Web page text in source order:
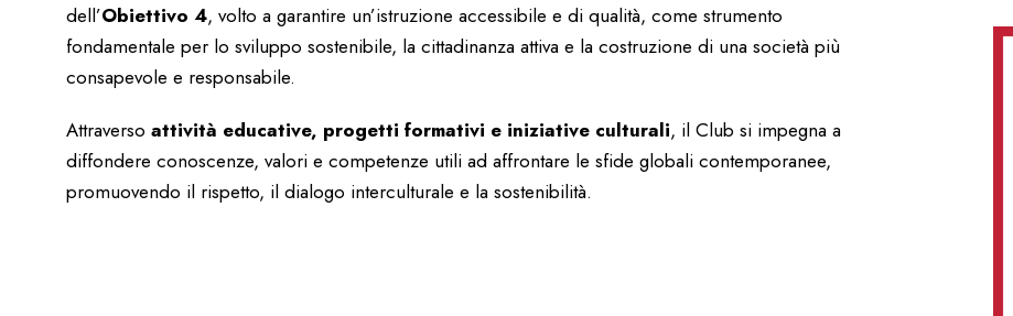
dell’Obiettivo 4, volto a garantire un’istruzione accessibile e di qualità, come strumento
fondamentale per lo sviluppo sostenibile, la cittadinanza attiva e la costruzione di una società più
consapevole e responsabile.
Attraverso attività educative, progetti formativi e iniziative culturali, il Club si impegna a
diffondere conoscenze, valori e competenze utili ad affrontare le sfide globali contemporanee,
promuovendo il rispetto, il dialogo interculturale e la sostenibilità.